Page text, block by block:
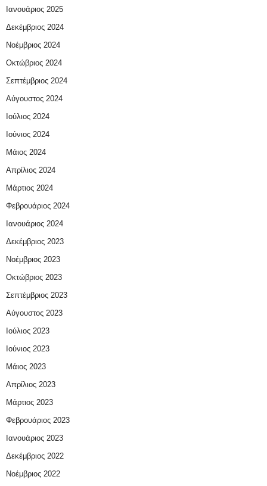
Ιανουάριος 2025
Δεκέμβριος 2024
Νοέμβριος 2024
Οκτώβριος 2024
Σεπτέμβριος 2024
Αύγουστος 2024
Ιούλιος 2024
Ιούνιος 2024
Μάιος 2024
Απρίλιος 2024
Μάρτιος 2024
Φεβρουάριος 2024
Ιανουάριος 2024
Δεκέμβριος 2023
Νοέμβριος 2023
Οκτώβριος 2023
Σεπτέμβριος 2023
Αύγουστος 2023
Ιούλιος 2023
Ιούνιος 2023
Μάιος 2023
Απρίλιος 2023
Μάρτιος 2023
Φεβρουάριος 2023
Ιανουάριος 2023
Δεκέμβριος 2022
Νοέμβριος 2022